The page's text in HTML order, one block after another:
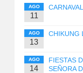
AGO
11
AGO
13
CHIKUNG
AGO
14
FIESTAS
SEÑORA